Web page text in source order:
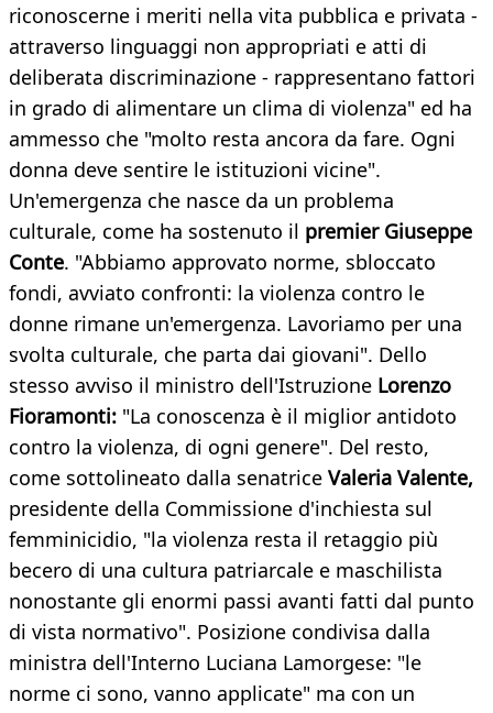
riconoscerne i meriti nella vita pubblica e privata -
attraverso linguaggi non appropriati e atti di
deliberata discriminazione - rappresentano fattori
in grado di alimentare un clima di violenza" ed ha
ammesso che "molto resta ancora da fare. Ogni
donna deve sentire le istituzioni vicine".
Un'emergenza che nasce da un problema
culturale, come ha sostenuto il premier Giuseppe
Conte. "Abbiamo approvato norme, sbloccato
fondi, avviato confronti: la violenza contro le
donne rimane un'emergenza. Lavoriamo per una
svolta culturale, che parta dai giovani". Dello
stesso avviso il ministro dell'Istruzione Lorenzo
Fioramonti: "La conoscenza è il miglior antidoto
contro la violenza, di ogni genere". Del resto,
come sottolineato dalla senatrice Valeria Valente,
presidente della Commissione d'inchiesta sul
femminicidio, "la violenza resta il retaggio più
becero di una cultura patriarcale e maschilista
nonostante gli enormi passi avanti fatti dal punto
di vista normativo". Posizione condivisa dalla
ministra dell'Interno Luciana Lamorgese: "le
norme ci sono, vanno applicate" ma con un